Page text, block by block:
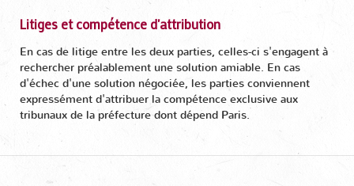
Litiges et compétence d'attribution
En cas de litige entre les deux parties, celles-ci s'engagent à
rechercher préalablement une solution amiable. En cas
d'échec d'une solution négociée, les parties conviennent
expressément d'attribuer la compétence exclusive aux
tribunaux de la préfecture dont dépend Paris.